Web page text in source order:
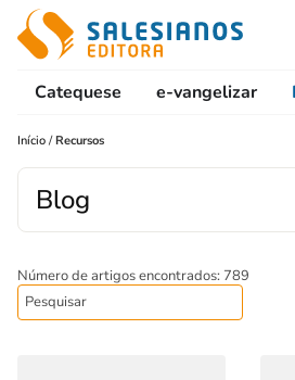
Catequese e-vangelizar
Início /Recursos
Blog
Número de artigos encontrados: 789